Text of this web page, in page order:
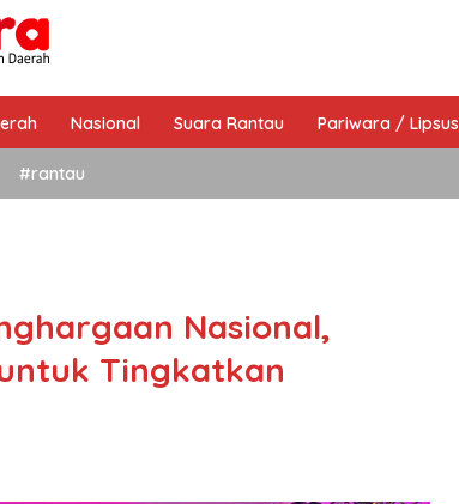
Nasional Suara Rantau Pariwara / Lipsus
#rantau
Nasional,
Tingkatkan